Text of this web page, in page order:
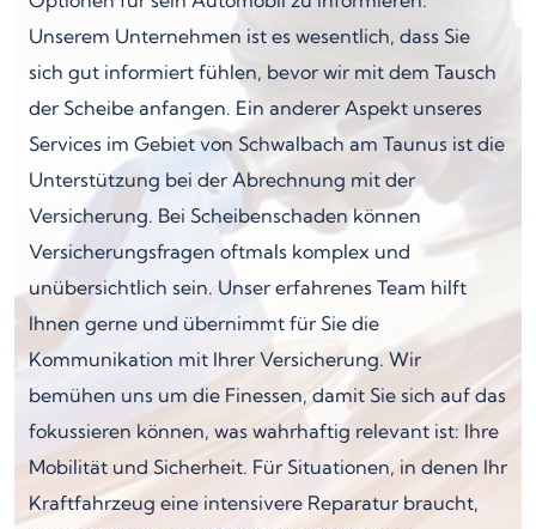
Unserem Unternehmen ist es wesentlich, dass Sie
sich gut informiert fühlen, bevor wir mit dem Tausch
der Scheibe anfangen. Ein anderer Aspekt unseres
Services im Gebiet von Schwalbach am Taunus ist die
Unterstützung bei der Abrechnung mit der
Versicherung. Bei Scheibenschaden können
Versicherungsfragen oftmals komplex und
unübersichtlich sein. Unser erfahrenes Team hilft
Ihnen gerne und übernimmt für Sie die
Kommunikation mit Ihrer Versicherung. Wir
bemühen uns um die Finessen, damit Sie sich auf das
fokussieren können, was wahrhaftig relevant ist: Ihre
Mobilität und Sicherheit. Für Situationen, in denen Ihr
Kraftfahrzeug eine intensivere Reparatur braucht,